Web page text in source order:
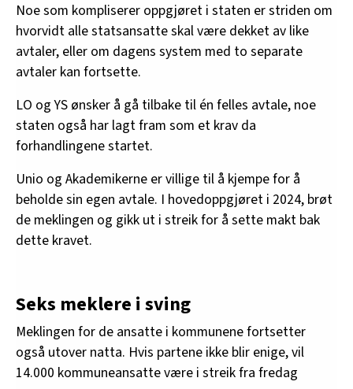
Noe som kompliserer oppgjøret i staten er striden om
hvorvidt alle statsansatte skal være dekket av like
avtaler, eller om dagens system med to separate
avtaler kan fortsette.
LO og YS ønsker å gå tilbake til én felles avtale, noe
staten også har lagt fram som et krav da
forhandlingene startet.
Unio og Akademikerne er villige til å kjempe for å
beholde sin egen avtale. I hovedoppgjøret i 2024, brøt
de meklingen og gikk ut i streik for å sette makt bak
dette kravet.
Seks meklere i sving
Meklingen for de ansatte i kommunene fortsetter
også utover natta. Hvis partene ikke blir enige, vil
14.000 kommuneansatte være i streik fra fredag